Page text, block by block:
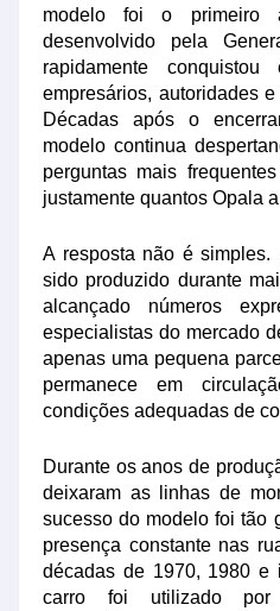
modelo foi o primeiro
desenvolvido pela
rapidamente
empresários, autoridades
Décadas após o
modelo continua
perguntas mais
justamente quantos Opala
A resposta não é simples.
sido produzido durante
alcançado números
especialistas do mercado
apenas uma pequena
permanece em
condições adequadas de
Durante os anos de
deixaram as linhas de
sucesso do modelo foi tão
presença constante nas
décadas de 1970, 1980 e
carro foi utilizado